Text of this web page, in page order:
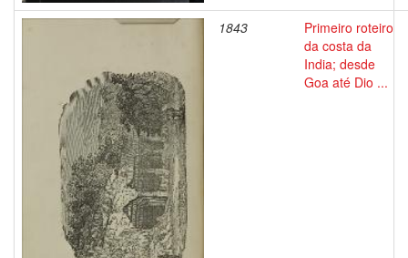
1843
Primeiro roteiro
da costa da
India; desde
Goa até Dio ...